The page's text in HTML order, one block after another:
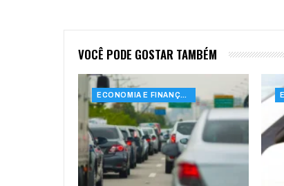
VOCÊ PODE GOSTAR TAMBÉM
ECONOMIA E FINANÇAS